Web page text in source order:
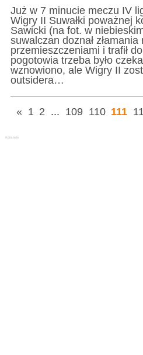
Już w 7 minucie meczu IV
Wigry II Suwałki poważnej
Sawicki (na fot. w
suwalczan doznał złamania
przemieszczeniami i trafił
pogotowia trzeba było
wznowiono, ale Wigry II
outsidera…
« 1 2 ... 109 110 111